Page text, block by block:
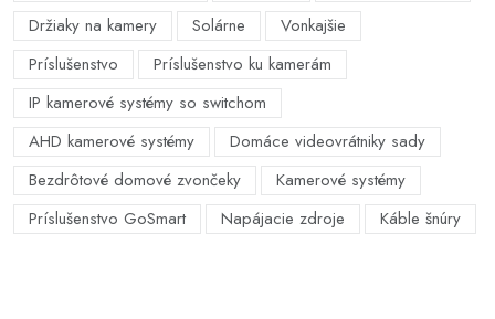
Držiaky na kamery
Solárne
Vonkajšie
Príslušenstvo
Príslušenstvo ku kamerám
IP kamerové systémy so switchom
AHD kamerové systémy
Domáce videovrátniky sady
Bezdrôtové domové zvončeky
Kamerové systémy
Príslušenstvo GoSmart
Napájacie zdroje Káble šnúry